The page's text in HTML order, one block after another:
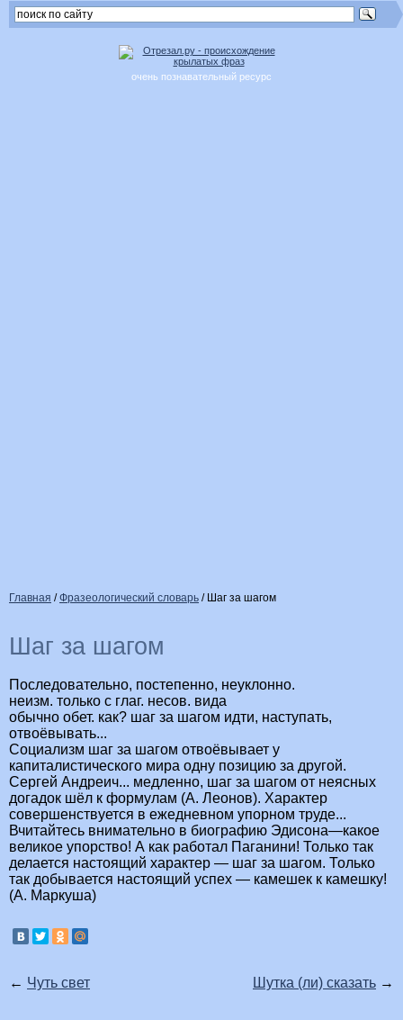
очень познавательный ресурс
Главная /Фразеологический словарь / Шаг за шагом
Шаг за шагом
Последовательно, постепенно, неуклонно.
неизм. только с глаг. несов. вида
обычно обет. как? шаг за шагом идти, наступать,
отвоёвывать...
Социализм шаг за шагом отвоёвывает у
капиталистического мира одну позицию за другой.
Сергей Андреич... медленно, шаг за шагом от неясных
догадок шёл к формулам (А. Леонов). Характер
совершенствуется в ежедневном упорном труде...
Вчитайтесь внимательно в биографию Эдисона—какое
великое упорство! А как работал Паганини! Только так
делается настоящий характер — шаг за шагом. Только
так добывается настоящий успех — камешек к камешку!
(А. Маркуша)
← Чуть свет Шутка (ли) сказать →